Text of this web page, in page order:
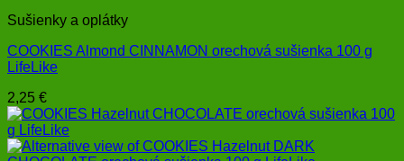
Sušienky a oplátky
COOKIES Almond CINNAMON orechová sušienka 100 g
LifeLike
2,25 €